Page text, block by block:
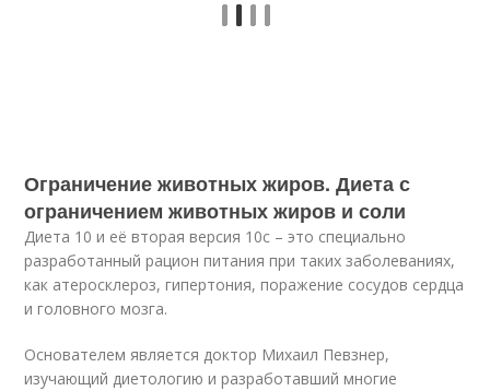
Ограничение животных жиров. Диета с
ограничением животных жиров и соли
Диета 10 и её вторая версия 10с – это специально
разработанный рацион питания при таких заболеваниях,
как атеросклероз, гипертония, поражение сосудов сердца
и головного мозга.
Основателем является доктор Михаил Певзнер,
изучающий диетологию и разработавший многие